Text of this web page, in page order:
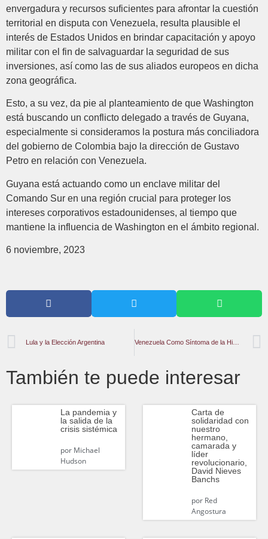
envergadura y recursos suficientes para afrontar la cuestión
territorial en disputa con Venezuela, resulta plausible el
interés de Estados Unidos en brindar capacitación y apoyo
militar con el fin de salvaguardar la seguridad de sus
inversiones, así como las de sus aliados europeos en dicha
zona geográfica.
Esto, a su vez, da pie al planteamiento de que Washington
está buscando un conflicto delegado a través de Guyana,
especialmente si consideramos la postura más conciliadora
del gobierno de Colombia bajo la dirección de Gustavo
Petro en relación con Venezuela.
Guyana está actuando como un enclave militar del
Comando Sur en una región crucial para proteger los
intereses corporativos estadounidenses, al tiempo que
mantiene la influencia de Washington en el ámbito regional.
6 noviembre, 2023
Lula y la Elección Argentina Venezuela Como Síntoma de la Hipocresía Occidental
También te puede interesar
La pandemia y
la salida de la
crisis sistémica
porMichael
Hudson
Carta de
solidaridad con
nuestro
hermano,
camarada y
líder
revolucionario,
David Nieves
Banchs
porRed
Angostura